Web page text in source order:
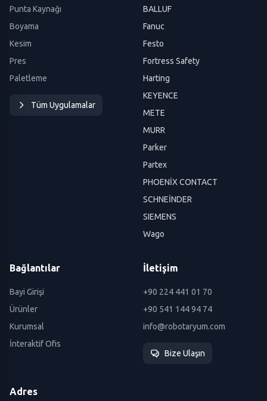
Punta Kaynağı
Boyama
Kesim
Pres
Paletleme
Tüm Uygulamalar
BALLUF
Fanuc
Festo
Fortress Safety
Harting
KEYENCE
METE
MURR
Parker
Partex
PHOENİX CONTACT
SCHNEİNDER
SIEMENS
Wago
Bağlantılar
Bayi Girişi
Ürünler
Kurumsal
İnteraktif Ofis
İletişim
+90 224 441 01 70
+90 541 144 94 74
info@robotaryum.com
Bize Ulaşın
Adres